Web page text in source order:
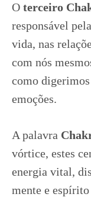
O terceiro
responsável
vida, nas
com nós
como digerimos
emoções.
A palavra
vórtice, estes
energia vital,
mente e